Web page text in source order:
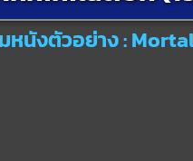
หนังตัวอย่าง :